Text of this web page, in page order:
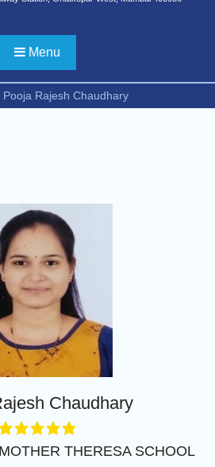
/FYBSC
CS/
Technology/ FYBSC
Imaging Technology/
Studies/FYBCOM
Markets/B. Com in
Accounting/B.Sc in
Security and Digital
FOR
TO PH. D. IN
HINDI AND
for the second half
academic year 2025-26
for approval of
BBA Fees for
year 2026-27
dates for First Half
for Academic Year
Menu
Pooja Rajesh Chaudhary
Chaudhary
MOTHER THERESA SCHOOL